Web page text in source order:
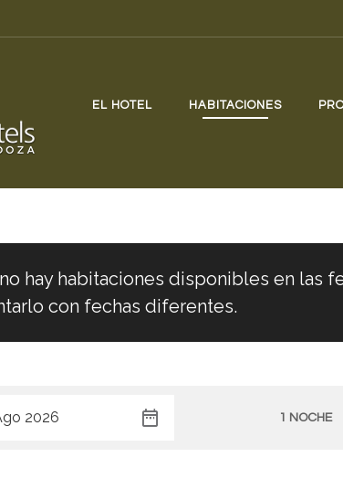
EL HOTEL HABITACIONES
hay habitaciones disponibles en las
con fechas diferentes.
1 NOCHE